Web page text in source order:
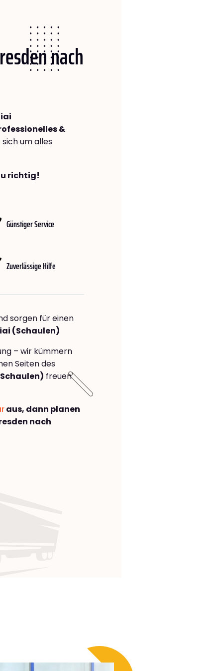
nach
&
sich um alles
richtig!
Günstiger Service
Zuverlässige Hilfe
sorgen für einen
(Schaulen)
– wir kümmern
Seiten des
freuen
aus, dann planen
nach